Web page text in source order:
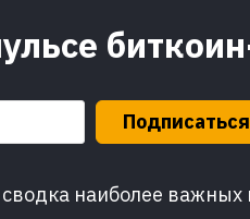
Подписаться
наиболее